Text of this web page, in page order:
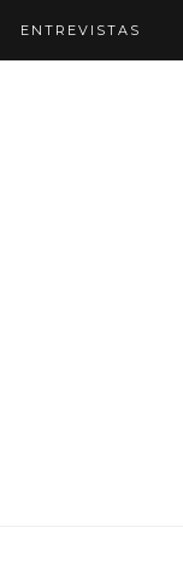
ENTREVISTAS